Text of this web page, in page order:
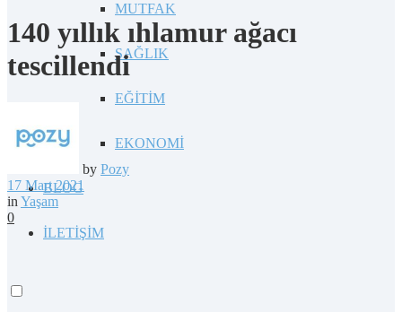
MUTFAK
SAĞLIK
EĞİTİM
EKONOMİ
BLOG
İLETİŞİM
140 yıllık ıhlamur ağacı
tescillendi
by Pozy
17 Mart 2021
in Yaşam
0